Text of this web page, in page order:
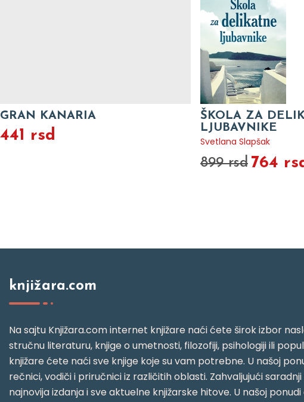
GRAN KANARIA
441 rsd
ŠKOLA ZA
LJUBAVNIKE
Svetlana Slapšak
899 rsd 764
knjižara.com
Na sajtu Knjižara.com internet knjižare naći ćete širok izbor
stručnu literaturu, knjige o umetnosti, filozofiji, psihologiji ili
knjižare ćete naći sve knjige koje su vam potrebne. U našoj
rečnici, vodiči i priručnici iz različitih oblasti. Zahvaljujući
najnovija izdanja i sve aktuelne knjižarske hitove. U našoj